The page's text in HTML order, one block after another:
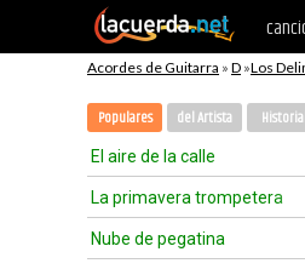
Acordes de Guitarra » D »Los
Populares del Artista Historial
El aire de la calle
La primavera trompetera
Nube de pegatina